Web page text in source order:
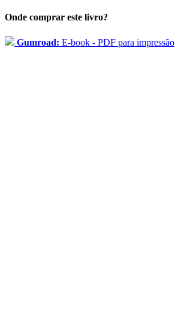
Onde comprar este livro?
Gumroad: E-book - PDF para impressão